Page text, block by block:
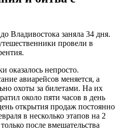
Владивостока заняла 34 дня.
провели в
оказалось непросто.
авиарейсов меняется, а
охоты за билетами. На их
около пяти часов в день
открытия продаж постоянно
в несколько этапов на 2
после вмешательства